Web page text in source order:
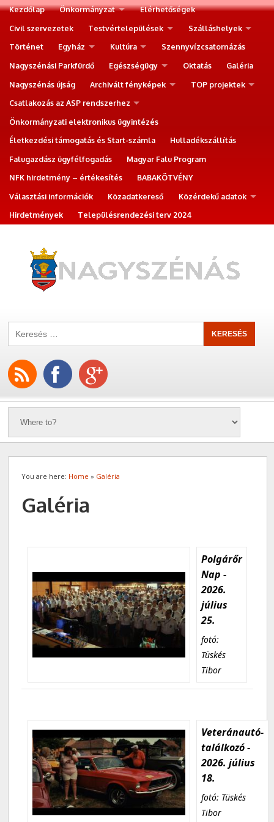
Kezdőlap Önkormányzat
Elérhetőségek
Civil szervezetek
Testvértelepülések
Szálláshelyek
Történet
Egyház Kultúra
Szennyvízcsatornázás
Nagyszénási Parkfürdő
Egészségügy Oktatás
Galéria
Nagyszénás újság
Archivált fényképek
TOP projektek
Csatlakozás az ASP rendszerhez
Önkormányzati elektronikus ügyintézés
Életkezdési támogatás és Start-számla
Hulladékszállítás
Falugazdász ügyfélfogadás
Magyar Falu Program
NFK hirdetmény – értékesítés
BABAKÖTVÉNY
Választási információk
Közadatkereső
Közérdekű adatok
Hirdetmények
Településrendezési terv 2024
You are here: Home » Galéria
Galéria
Polgárőr
Nap -
2026.
július
25.
fotó:
Tüskés
Tibor
Veteránautó-
találkozó -
2026. július
18.
fotó: Tüskés
Tibor